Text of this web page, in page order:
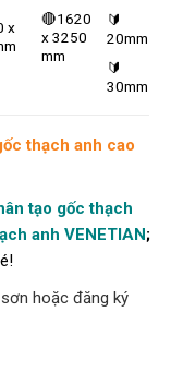
x
🔴1620
x 3250
mm
🔰
20mm
🔰
30mm
thạch anh cao
tạo gốc thạch
anh VENETIAN;
hoặc đăng ký